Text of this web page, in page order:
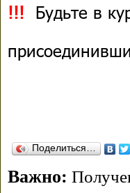
!!! Будьте в
Поделиться…
Важно: